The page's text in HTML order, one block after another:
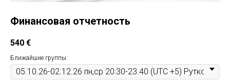
Финансовая отчетность
540 €
Ближайшие группы: